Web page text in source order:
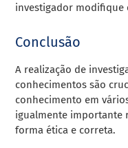
investigador modifique
Conclusão
A realização de
conhecimentos são
conhecimento em
igualmente importante
forma ética e correta.